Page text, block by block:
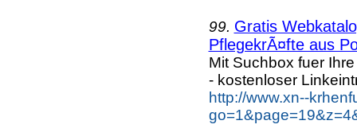
99. Gratis
PflegekrÃ¤fte aus
Mit Suchbox fuer
- kostenloser
http://www.xn--